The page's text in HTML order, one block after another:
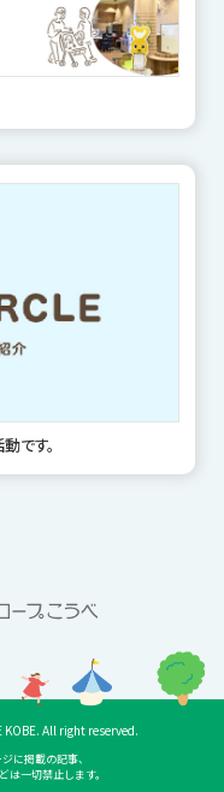
です。
KOBE. All right reserved.
に掲載の記事、
は一切禁止します。